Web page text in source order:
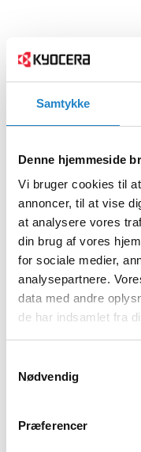
Samtykke
Denne hjemmeside
Vi bruger cookies til
annoncer, til at vise
at analysere vores
din brug af vores
for sociale medier,
analysepartnere.
data med andre
de har indsamlet fra
Nødvendig
Præferencer